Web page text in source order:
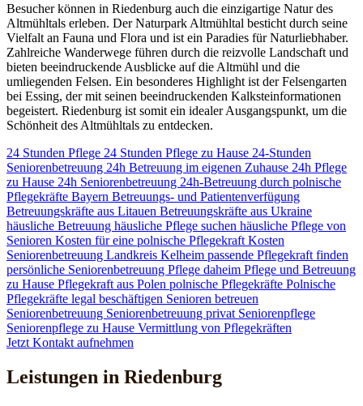
Besucher können in Riedenburg auch die einzigartige Natur des
Altmühltals erleben. Der Naturpark Altmühltal besticht durch seine
Vielfalt an Fauna und Flora und ist ein Paradies für Naturliebhaber.
Zahlreiche Wanderwege führen durch die reizvolle Landschaft und
bieten beeindruckende Ausblicke auf die Altmühl und die
umliegenden Felsen. Ein besonderes Highlight ist der Felsengarten
bei Essing, der mit seinen beeindruckenden Kalksteinformationen
begeistert. Riedenburg ist somit ein idealer Ausgangspunkt, um die
Schönheit des Altmühltals zu entdecken.
24 Stunden Pflege 24 Stunden Pflege zu Hause 24-Stunden
Seniorenbetreuung 24h Betreuung im eigenen Zuhause 24h Pflege
zu Hause 24h Seniorenbetreuung 24h-Betreuung durch polnische
Pflegekräfte Bayern Betreuungs- und Patientenverfügung
Betreuungskräfte aus Litauen Betreuungskräfte aus Ukraine
häusliche Betreuung häusliche Pflege suchen häusliche Pflege von
Senioren Kosten für eine polnische Pflegekraft Kosten
Seniorenbetreuung Landkreis Kelheim passende Pflegekraft finden
persönliche Seniorenbetreuung Pflege daheim Pflege und Betreuung
zu Hause Pflegekraft aus Polen polnische Pflegekräfte Polnische
Pflegekräfte legal beschäftigen Senioren betreuen
Seniorenbetreuung Seniorenbetreuung privat Seniorenpflege
Seniorenpflege zu Hause Vermittlung von Pflegekräften
Jetzt Kontakt aufnehmen
Leistungen in Riedenburg